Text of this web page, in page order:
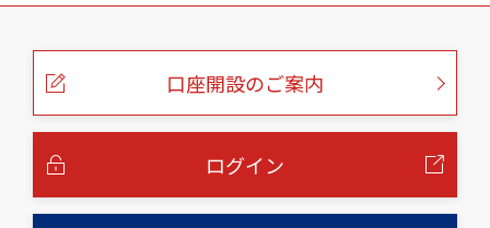
こ
口座開設のご案内
ログイン